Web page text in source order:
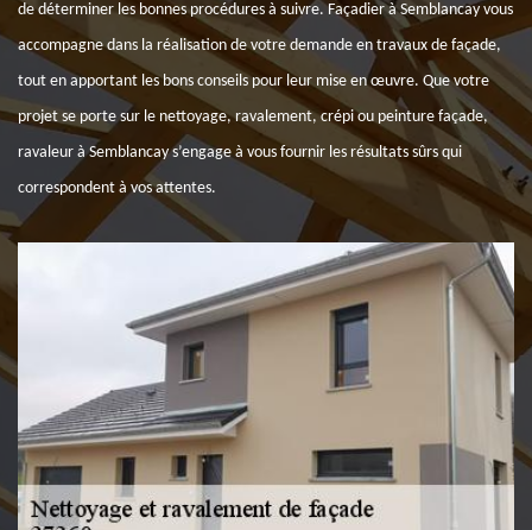
de déterminer les bonnes procédures à suivre. Façadier à Semblancay vous
accompagne dans la réalisation de votre demande en travaux de façade,
tout en apportant les bons conseils pour leur mise en œuvre. Que votre
projet se porte sur le nettoyage, ravalement, crépi ou peinture façade,
ravaleur à Semblancay s’engage à vous fournir les résultats sûrs qui
correspondent à vos attentes.